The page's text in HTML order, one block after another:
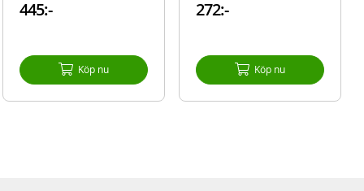
445:-
Köp nu
272:-
Köp nu